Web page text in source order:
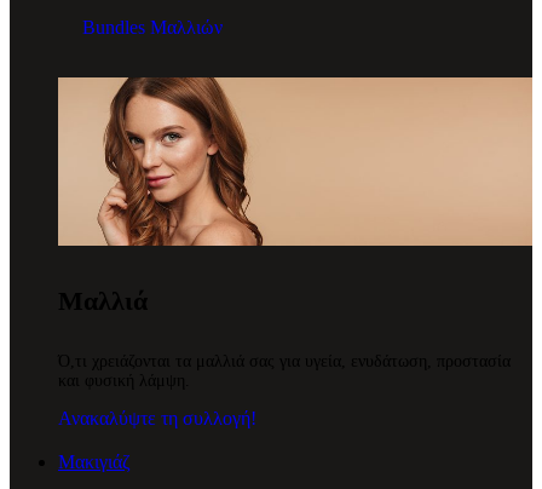
Bundles Μαλλιών
Μαλλιά
Ό,τι χρειάζονται τα μαλλιά σας για υγεία, ενυδάτωση, προστασία
και φυσική λάμψη.
Ανακαλύψτε τη συλλογή!
Μακιγιάζ